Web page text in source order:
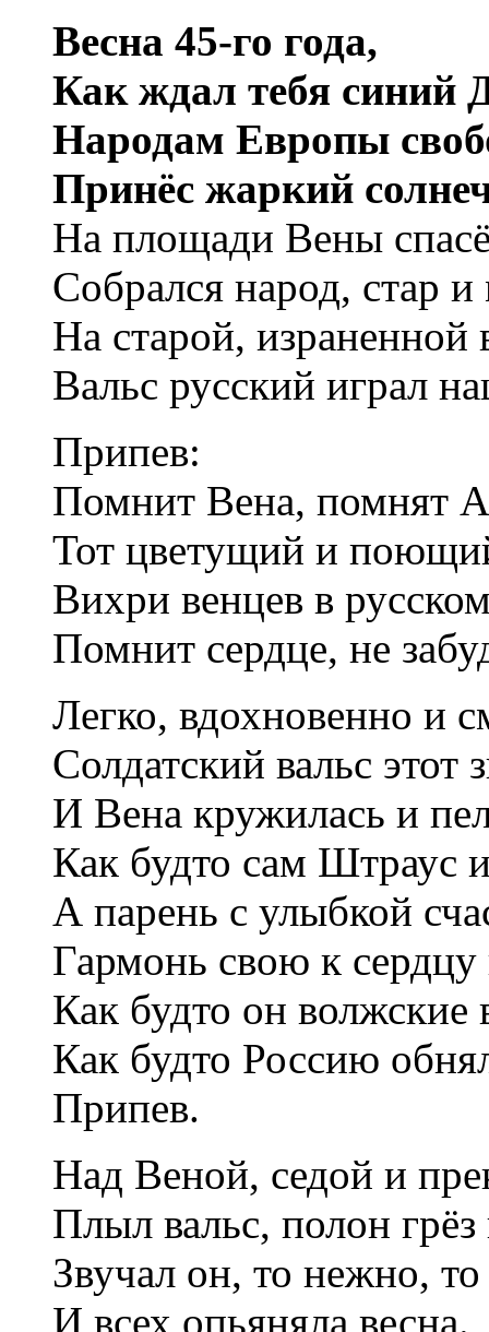
Весна 45-го года,
Как ждал тебя синий
Народам Европы
Принёс жаркий
На площади Вены
Собрался народ, стар и
На старой, израненной
Вальс русский играл
Припев:
Помнит Вена, помнят
Тот цветущий и
Вихри венцев в
Помнит сердце, не
Легко, вдохновенно и
Солдатский вальс этот
И Вена кружилась и
Как будто сам Штраус
А парень с улыбкой
Гармонь свою к
Как будто он волжские
Как будто Россию
Припев.
Над Веной, седой и
Плыл вальс, полон грёз
Звучал он, то нежно, то
И всех опьяняла весна.